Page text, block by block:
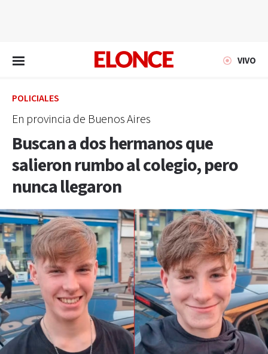
VIVO
POLICIALES
En provincia de Buenos Aires
Buscan a dos hermanos que
salieron rumbo al colegio, pero
nunca llegaron